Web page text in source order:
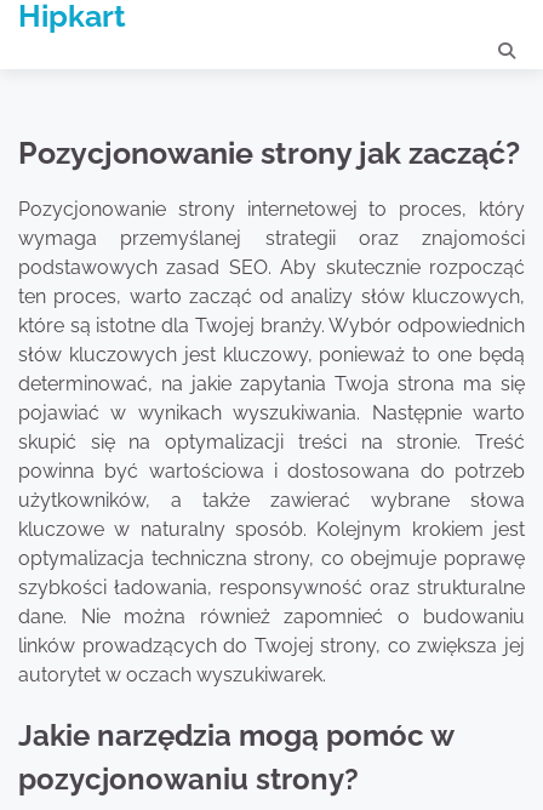
SkipHipkart
Pozycjonowanie strony jak zacząć?
Pozycjonowanie strony internetowej to proces, który
wymaga przemyślanej strategii oraz znajomości
podstawowych zasad SEO. Aby skutecznie rozpocząć
ten proces, warto zacząć od analizy słów kluczowych,
które są istotne dla Twojej branży. Wybór odpowiednich
słów kluczowych jest kluczowy, ponieważ to one będą
determinować, na jakie zapytania Twoja strona ma się
pojawiać w wynikach wyszukiwania. Następnie warto
skupić się na optymalizacji treści na stronie. Treść
powinna być wartościowa i dostosowana do potrzeb
użytkowników, a także zawierać wybrane słowa
kluczowe w naturalny sposób. Kolejnym krokiem jest
optymalizacja techniczna strony, co obejmuje poprawę
szybkości ładowania, responsywność oraz strukturalne
dane. Nie można również zapomnieć o budowaniu
linków prowadzących do Twojej strony, co zwiększa jej
autorytet w oczach wyszukiwarek.
Jakie narzędzia mogą pomóc w
pozycjonowaniu strony?